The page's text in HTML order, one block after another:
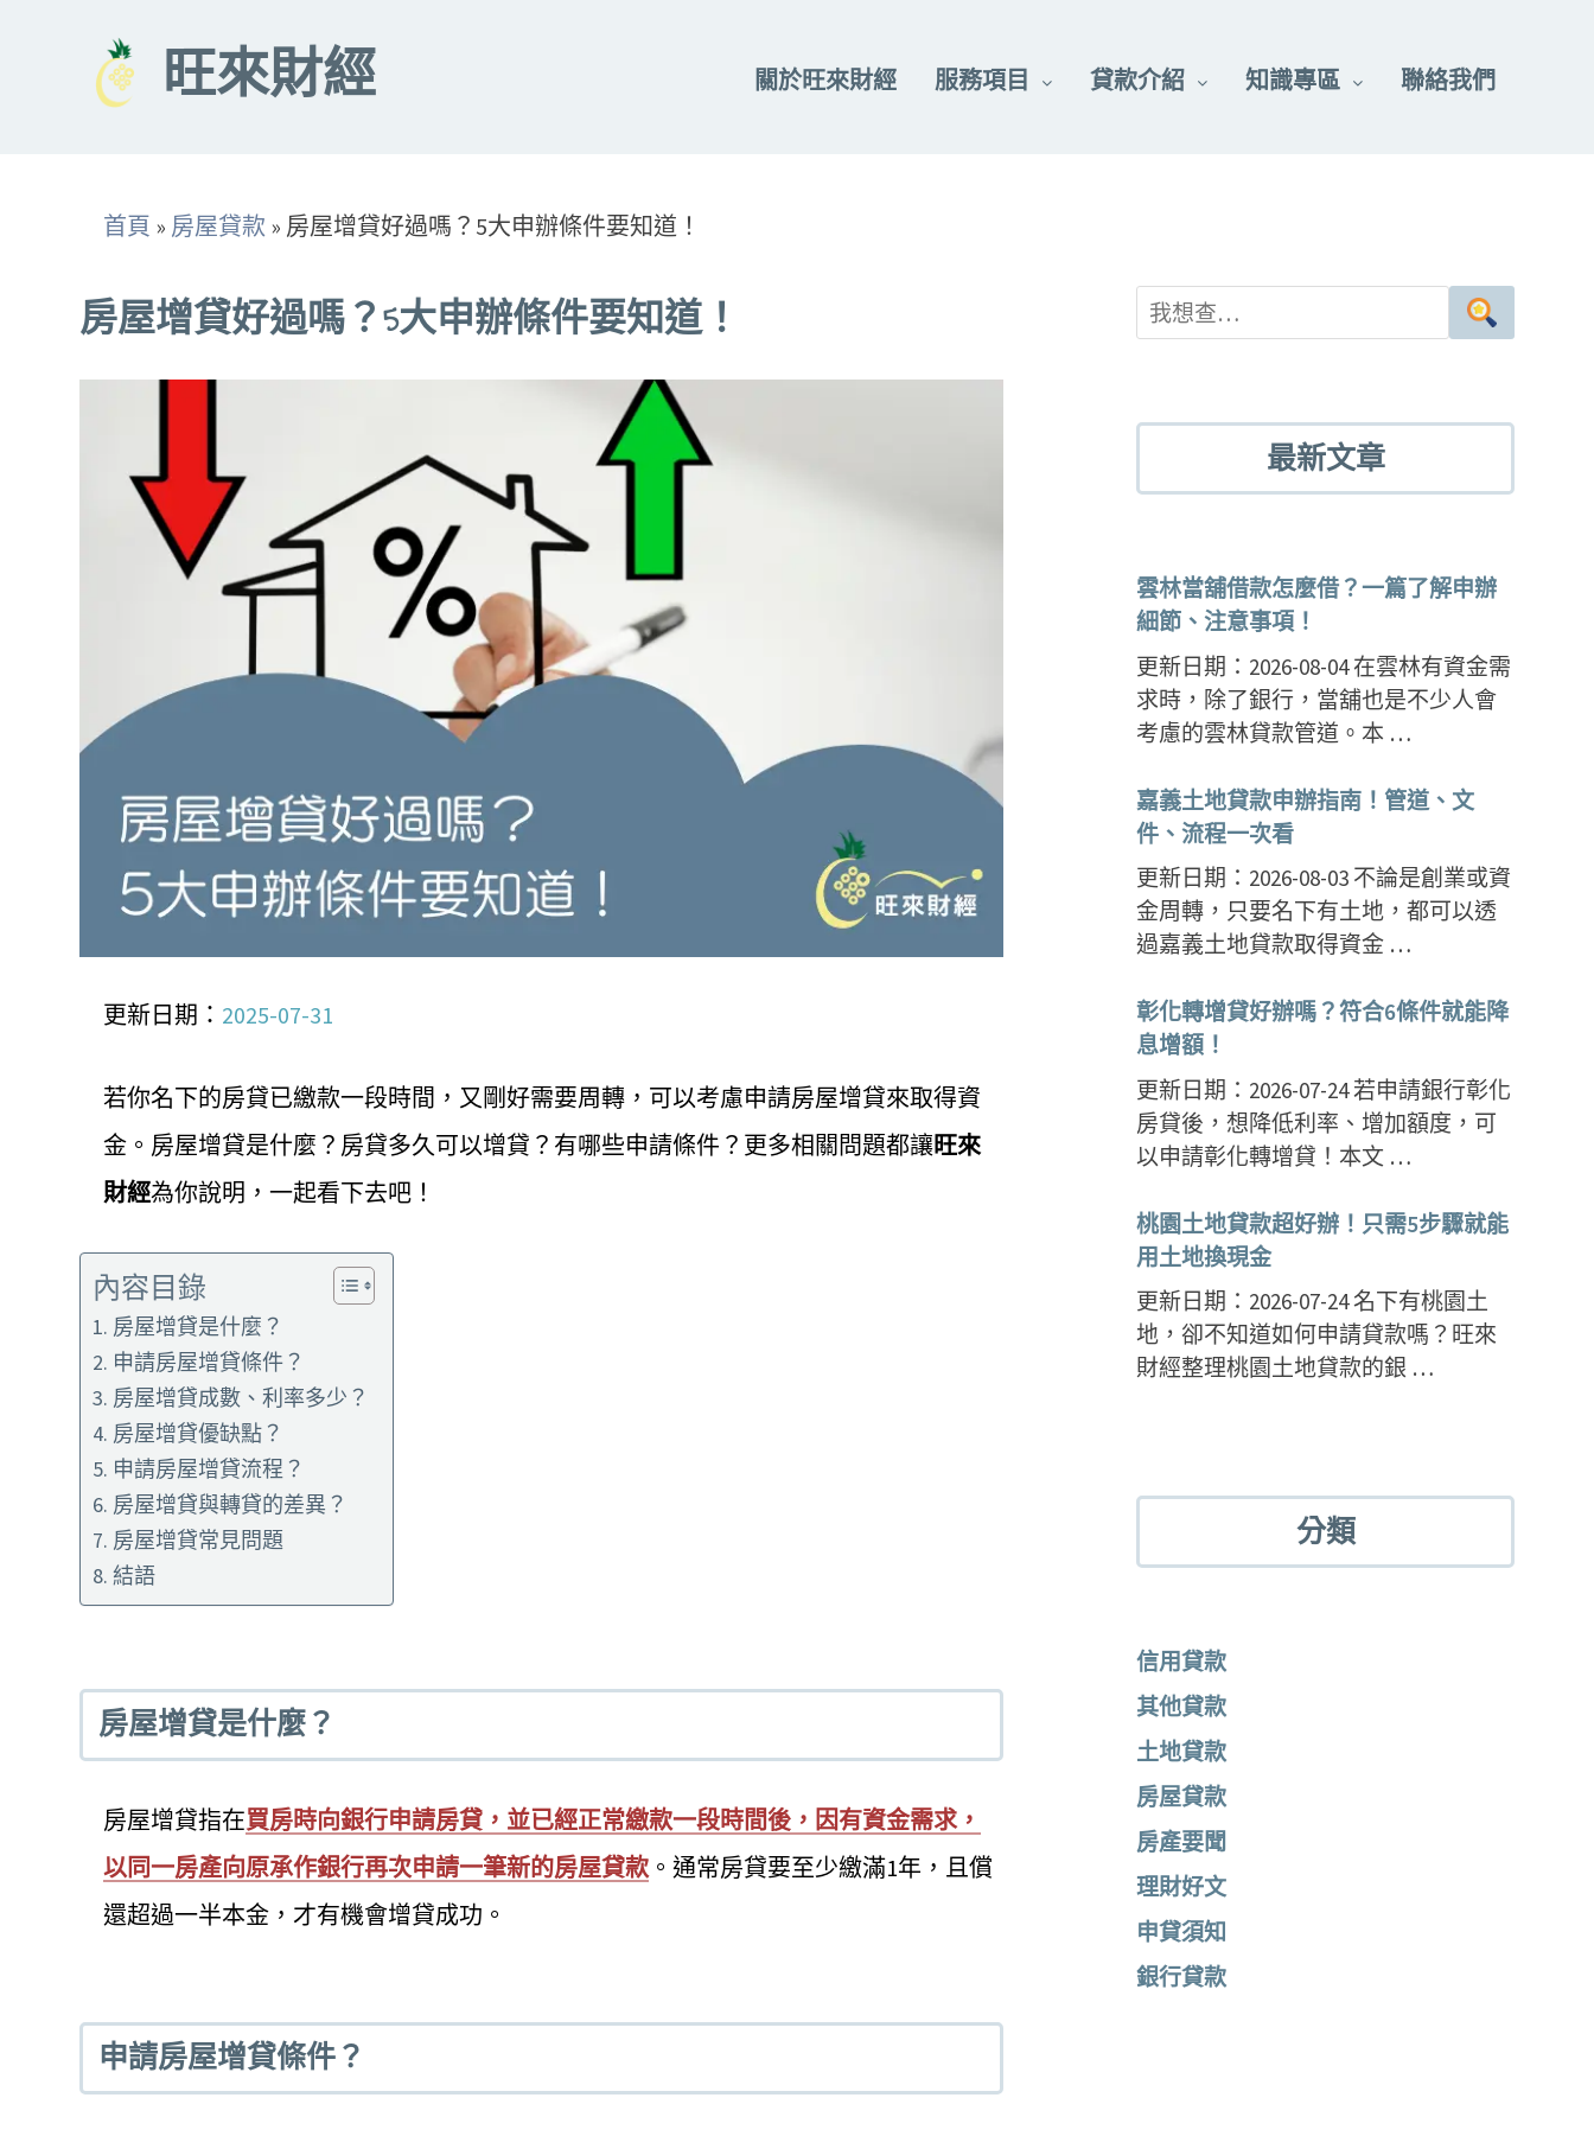
旺來財經 關於旺來財經 服務項目 貸款介紹 知識專區 聯絡我們
首頁 » 房屋貸款 » 房屋增貸好過嗎？5大申辦條件要知道！
房屋增貸好過嗎？5大申辦條件要知道！
更新日期： 2025-07-31
若你名下的房貸已繳款一段時間，又剛好需要周轉，可以考慮申請房屋增貸來取得資
金。房屋增貸是什麼？房貸多久可以增貸？有哪些申請條件？更多相關問題都讓旺來
財經為你說明，一起看下去吧！
內容目錄
房屋增貸是什麼？
申請房屋增貸條件？
房屋增貸成數、利率多少？
房屋增貸優缺點？
申請房屋增貸流程？
房屋增貸與轉貸的差異？
房屋增貸常見問題
結語
房屋增貸是什麼？
房屋增貸指在買房時向銀行申請房貸，並已經正常繳款一段時間後，因有資金需求，
以同一房產向原承作銀行再次申請一筆新的房屋貸款 。通常房貸要至少繳滿1年，且償
還超過一半本金，才有機會增貸成功。
申請房屋增貸條件？
最新文章
雲林當舖借款怎麼借？一篇了解申辦
細節、注意事項！
更新日期：2026-08-04 在雲林有資金需
求時，除了銀行，當舖也是不少人會
考慮的雲林貸款管道。本 …
嘉義土地貸款申辦指南！管道、文
件、流程一次看
更新日期：2026-08-03 不論是創業或資
金周轉，只要名下有土地，都可以透
過嘉義土地貸款取得資金 …
彰化轉增貸好辦嗎？符合6條件就能降
息增額！
更新日期：2026-07-24 若申請銀行彰化
房貸後，想降低利率、增加額度，可
以申請彰化轉增貸！本文 …
桃園土地貸款超好辦！只需5步驟就能
用土地換現金
更新日期：2026-07-24 名下有桃園土
地，卻不知道如何申請貸款嗎？旺來
財經整理桃園土地貸款的銀 …
分類
信用貸款
其他貸款
土地貸款
房屋貸款
房產要聞
理財好文
申貸須知
銀行貸款